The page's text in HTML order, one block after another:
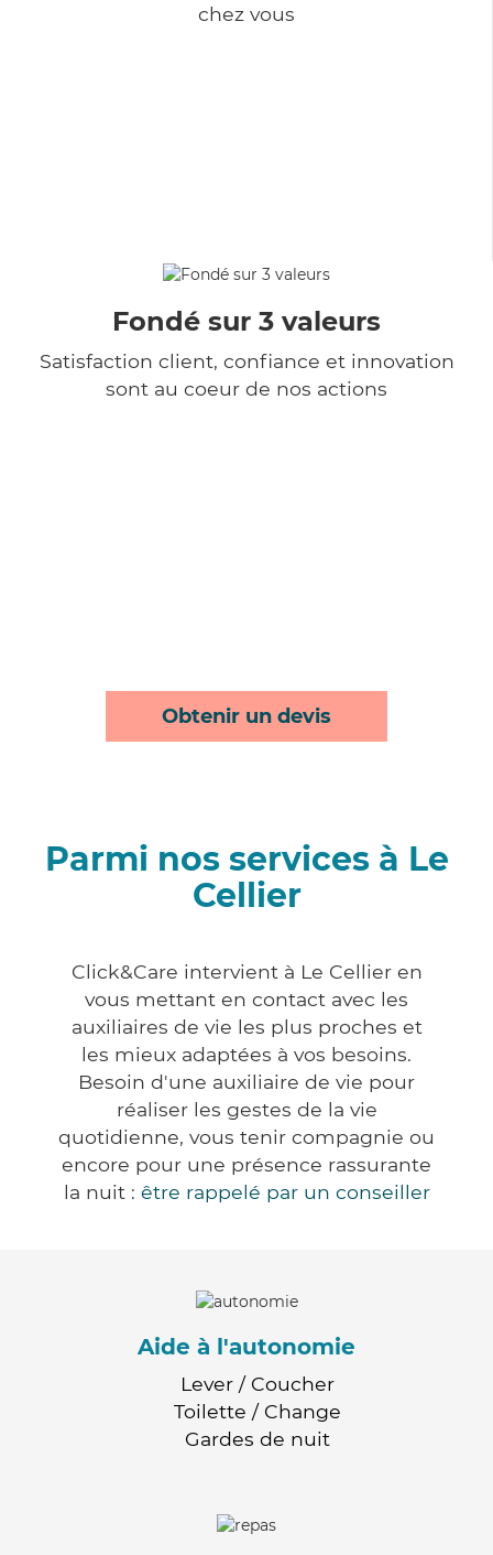
chez vous
Fondé sur 3 valeurs
Satisfaction client, confiance et innovation
sont au coeur de nos actions
Obtenir un devis
Parmi nos services à Le
Cellier
Click&Care intervient à Le Cellier en
vous mettant en contact avec les
auxiliaires de vie les plus proches et
les mieux adaptées à vos besoins.
Besoin d'une auxiliaire de vie pour
réaliser les gestes de la vie
quotidienne, vous tenir compagnie ou
encore pour une présence rassurante
la nuit : être rappelé par un conseiller
Aide à l'autonomie
Lever / Coucher
Toilette / Change
Gardes de nuit